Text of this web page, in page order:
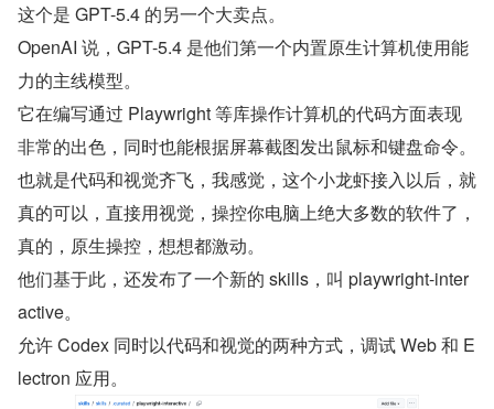
这个是 GPT-5.4 的另一个大卖点。
OpenAI 说，GPT-5.4 是他们第一个内置原生计算机使用能
力的主线模型。
它在编写通过 Playwright 等库操作计算机的代码方面表现
非常的出色，同时也能根据屏幕截图发出鼠标和键盘命令。
也就是代码和视觉齐飞，我感觉，这个小龙虾接入以后，就
真的可以，直接用视觉，操控你电脑上绝大多数的软件了，
真的，原生操控，想想都激动。
他们基于此，还发布了一个新的 skills，叫 playwright-inter
active。
允许 Codex 同时以代码和视觉的两种方式，调试 Web 和 E
lectron 应用。